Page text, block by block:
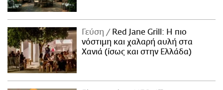
Γεύση
Red Jane Grill: Η πιο
νόστιμη και χαλαρή αυλή στα
Χανιά (ίσως και στην Ελλάδα)